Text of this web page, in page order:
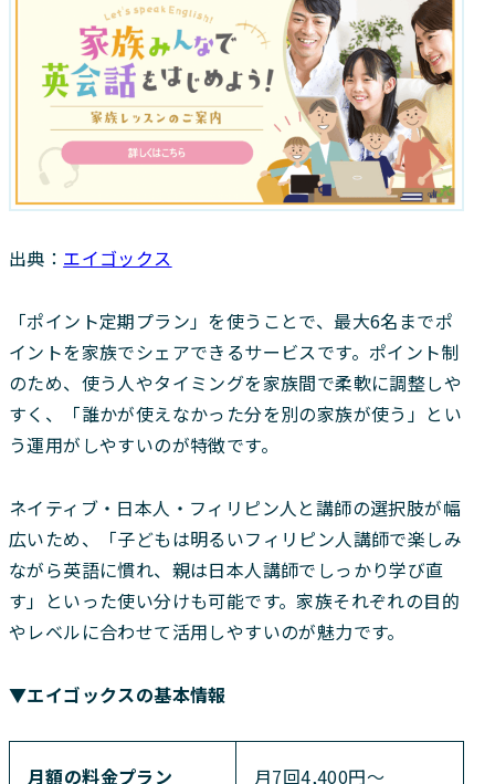
出典： エイゴックス
「ポイント定期プラン」を使うことで、最大6名までポ
イントを家族でシェアできるサービスです。ポイント制
のため、使う人やタイミングを家族間で柔軟に調整しや
すく、「誰かが使えなかった分を別の家族が使う」とい
う運用がしやすいのが特徴です。
ネイティブ・日本人・フィリピン人と講師の選択肢が幅
広いため、「子どもは明るいフィリピン人講師で楽しみ
ながら英語に慣れ、親は日本人講師でしっかり学び直
す」といった使い分けも可能です。家族それぞれの目的
やレベルに合わせて活用しやすいのが魅力です。
▼エイゴックスの基本情報
月額の料金プラン 月7回4,400円〜